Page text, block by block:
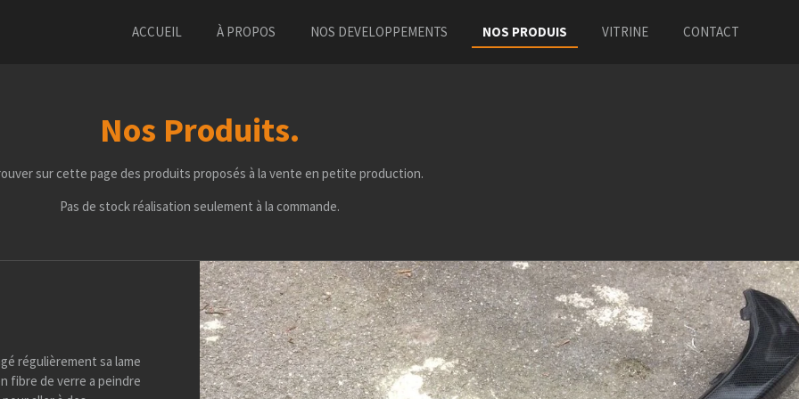
ACCUEIL À PROPOS NOS DEVELOPPEMENTS NOS PRODUIS VITRINE CONTACT
Nos Produits.
sur cette page des produits proposés à la vente en petite production.
Pas de stock réalisation seulement à la commande.
régulièrement sa lame
fibre de verre a peindre